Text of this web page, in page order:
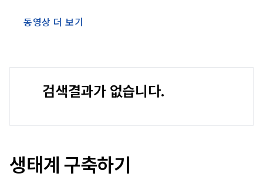
동영상 더 보기
검색결과가 없습니다.
생태계 구축하기